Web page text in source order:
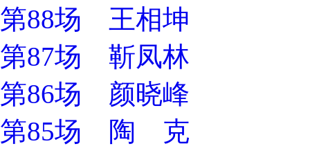
第88场 王相坤
第87场 靳凤林
第86场 颜晓峰
第85场 陶 克